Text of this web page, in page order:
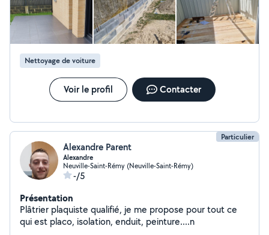
Nettoyage de voiture
Voir le profil Contacter
Particulier
Alexandre Parent
Alexandre
Neuville-Saint-Rémy (Neuville-Saint-Rémy)
-/5
Présentation
Plâtrier plaquiste qualifié, je me propose pour tout ce
qui est placo, isolation, enduit, peinture....n